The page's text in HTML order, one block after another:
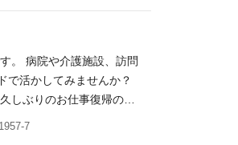
ールの枠を超えた「自社
新機能の追加開発・既存
、ジュニア・シニアの垣
■将来的な外部提供を
や技術的難易度の高い領
社プロダクトの進化と開
。 病院や介護施設、訪問
で活かしてみませんか？
しぶりのお仕事復帰の方
療法士として培ってきた
務内容】 ・子ども一人ひ
7